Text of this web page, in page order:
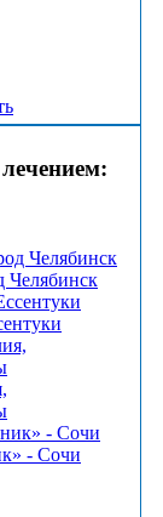
Челябинск
- Сочи